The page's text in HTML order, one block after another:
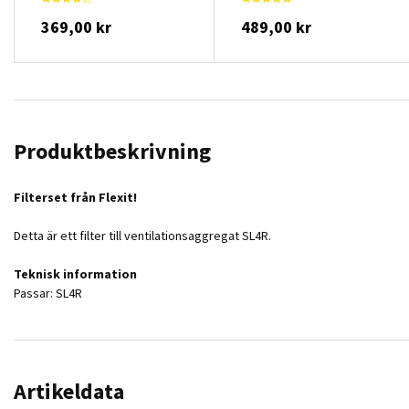
369,00 kr 489,00 kr
Produktbeskrivning
Filterset från Flexit!
Detta är ett filter till ventilationsaggregat SL4R.
Teknisk information
Passar: SL4R
Artikeldata